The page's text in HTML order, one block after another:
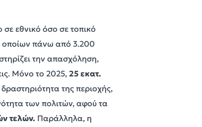
εθνικό όσο σε τοπικό
οποίων πάνω από 3.200
την απασχόληση,
Μόνο το 2025, 25 εκατ.
της περιοχής,
των πολιτών, αφού τα
τελών. Παράλληλα, η